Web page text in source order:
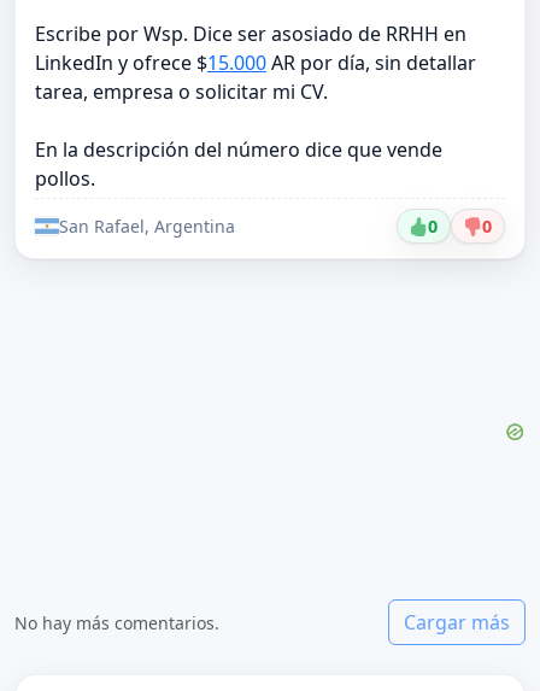
Escribe por Wsp. Dice ser asosiado de RRHH en
LinkedIn y ofrece $15.000AR por día, sin detallar
tarea, empresa o solicitar mi CV.
En la descripción del número dice que vende
pollos.
San Rafael, Argentina 0 0
No hay más comentarios. Cargar más